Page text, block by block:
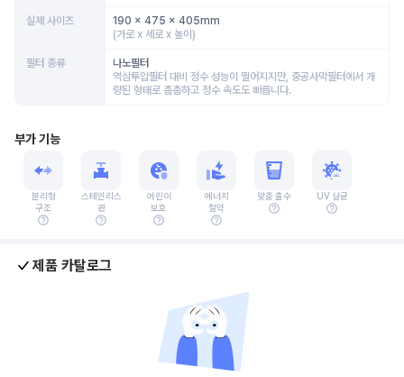
실제 사이즈
190 x 475 x 405mm
(가로 x 세로 x 높이)
필터 종류
나노필터
역삼투압필터 대비 정수 성능이 떨어지지만, 중공사막필터에서 개
량된 형태로 촘촘하고 정수 속도도 빠릅니다.
부가 기능
분리형
구조
스테인리스
관
어린이
보호
에너지
절약
맞춤 출수 UV 살균
제품 카탈로그